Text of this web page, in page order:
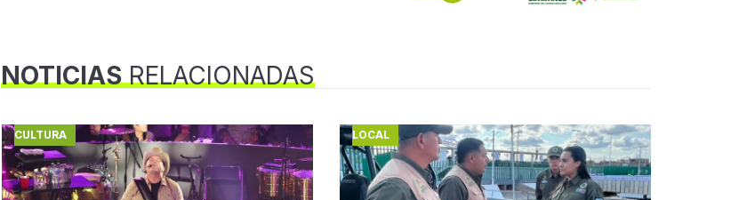
NOTICIASRELACIONADAS
CULTURA LOCAL